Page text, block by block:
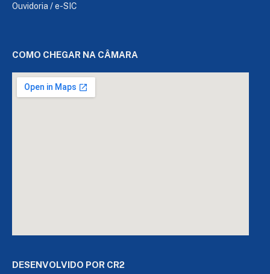
Ouvidoria /e-SIC
COMO CHEGAR NA CÂMARA
DESENVOLVIDO POR CR2